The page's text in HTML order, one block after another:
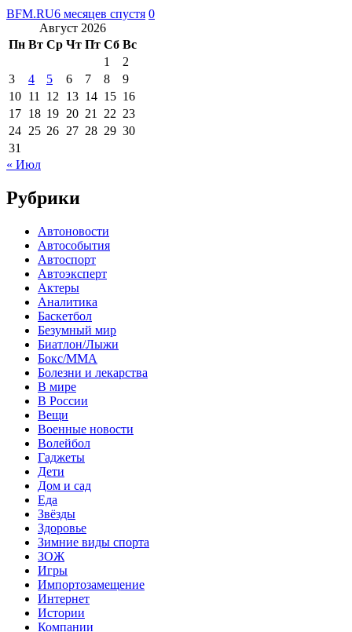
BFM.RU6 месяцев спустя 0
Август 2026
Пн Вт Ср Чт Пт Сб Вс
1
2
3
4 5 6 7 8
9
10 11 12 13 14 15 16
17 18 19 20 21 22 23
24 25 26 27 28 29 30
31
« Июл
Рубрики
Автоновости
Автособытия
Автоспорт
Автоэксперт
Актеры
Аналитика
Баскетбол
Безумный мир
Биатлон/Лыжи
Бокс/MMA
Болезни и лекарства
В мире
В России
Вещи
Военные новости
Волейбол
Гаджеты
Дети
Дом и сад
Еда
Звёзды
Здоровье
Зимние виды спорта
ЗОЖ
Игры
Импортозамещение
Интернет
Истории
Компании